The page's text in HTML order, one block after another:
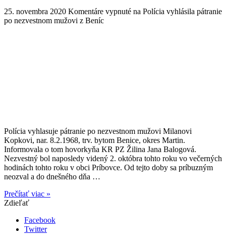
25. novembra 2020 Komentáre vypnuté na Polícia vyhlásila pátranie
po nezvestnom mužovi z Beníc
Polícia vyhlasuje pátranie po nezvestnom mužovi Milanovi
Kopkovi, nar. 8.2.1968, trv. bytom Benice, okres Martin.
Informovala o tom hovorkyňa KR PZ Žilina Jana Balogová.
Nezvestný bol naposledy videný 2. októbra tohto roku vo večerných
hodinách tohto roku v obci Príbovce. Od tejto doby sa príbuzným
neozval a do dnešného dňa …
Prečítať viac »
Zdieľať
Facebook
Twitter